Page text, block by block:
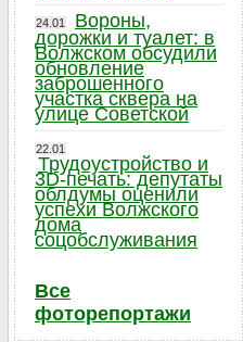
24.01
Вороны,
дорожки и туалет: в
Волжском обсудили
обновление
заброшенного
участка сквера на
улице Советской
22.01
Трудоустройство и
3D-печать: депутаты
облдумы оценили
успехи Волжского
дома
соцобслуживания
Все
фоторепортажи